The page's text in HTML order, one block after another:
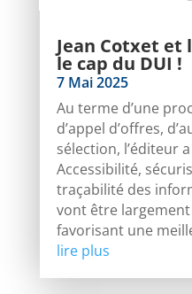
Jean Cotxet et
le cap du DUI !
7 Mai 2025
Au terme d’une
d’appel d’offres,
sélection, l’éditeur
Accessibilité,
traçabilité des
vont être
favorisant une
lire plus